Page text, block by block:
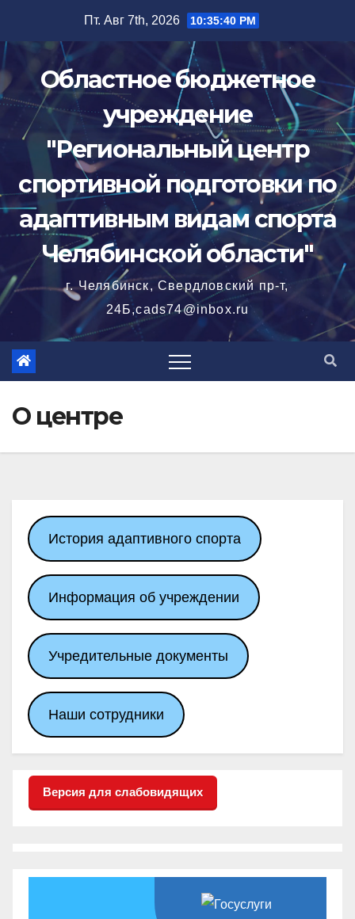
содержимому
Пт. Авг 7th, 2026 10:35:40 PM
Областное бюджетное
учреждение
"Региональный центр
спортивной подготовки по
адаптивным видам спорта
Челябинской области"
г. Челябинск, Свердловский пр-т,
24Б,cads74@inbox.ru
О центре
История адаптивного спорта
Информация об учреждении
Учредительные документы
Наши сотрудники
Версия для слабовидящих